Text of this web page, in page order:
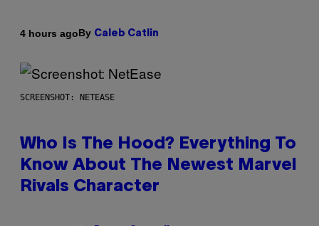
4 hours agoBy Caleb Catlin
SCREENSHOT: NETEASE
Who Is The Hood? Everything To
Know About The Newest Marvel
Rivals Character